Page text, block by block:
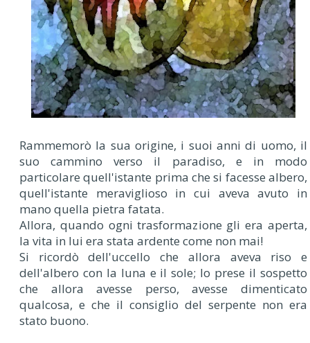
Rammemorò la sua origine, i suoi anni di uomo, il
suo cammino verso il paradiso, e in modo
particolare quell'istante prima che si facesse albero,
quell'istante meraviglioso in cui aveva avuto in
mano quella pietra fatata.
Allora, quando ogni trasformazione gli era aperta,
la vita in lui era stata ardente come non mai!
Si ricordò dell'uccello che allora aveva riso e
dell'albero con la luna e il sole; lo prese il sospetto
che allora avesse perso, avesse dimenticato
qualcosa, e che il consiglio del serpente non era
stato buono.